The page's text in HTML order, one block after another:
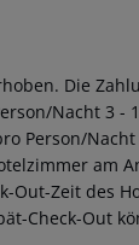
Die
Nacht 3 -
Person/
am
Zeit des
Check-Out